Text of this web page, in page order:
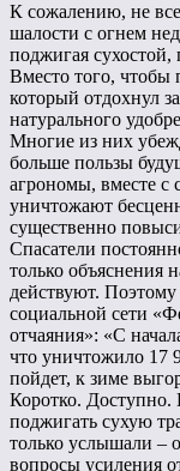
К сожалению, не
шалости с огнем
поджигая
Вместо того, чтобы
который отдохнул
натурального
Многие из них
больше пользы
агрономы, вместе с
уничтожают
существенно
Спасатели
только объяснения
действуют.
социальной сети
отчаяния»: «С
что уничтожило 17
пойдет, к зиме
Коротко.
поджигать сухую
только услышали –
вопросы усиления